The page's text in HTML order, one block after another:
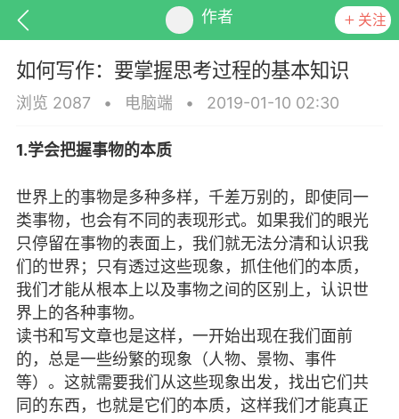
作者 关注
动态 小说 商城
任务
的懂吗
如何写作：要掌握思考过程的基本知识
浏览 2087 • 电脑端 • 2019-01-10 02:30
1.学会把握事物的本质
世界上的事物是多种多样，千差万别的，即使同一
类事物，也会有不同的表现形式。如果我们的眼光
只停留在事物的表面上，我们就无法分清和认识我
们的世界；只有透过这些现象，抓住他们的本质，
我们才能从根本上以及事物之间的区别上，认识世
界上的各种事物。
读书和写文章也是这样，一开始出现在我们面前
的，总是一些纷繁的现象（人物、景物、事件
等）。这就需要我们从这些现象出发，找出它们共
同的东西，也就是它们的本质，这样我们才能真正